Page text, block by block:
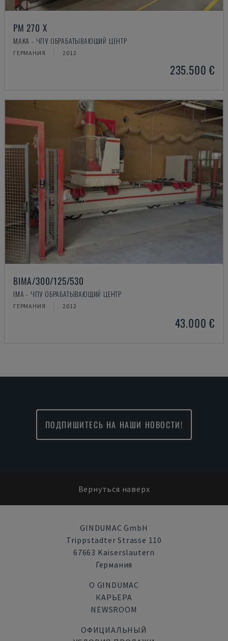
PM 270 X
MAKA - ЧПУ ОБРАБАТЫВАЮЩИЙ ЦЕНТР
ГЕРМАНИЯ 2012
235.500 €
BIMA/300/125/530
IMA - ЧПУ ОБРАБАТЫВАЮЩИЙ ЦЕНТР
ГЕРМАНИЯ 2012
43.000 €
ПОДПИШИТЕСЬ НА НАШИ НОВОСТИ!
Вернуться наверх
GINDUMAC GmbH
Trippstadter Strasse 110
67663 Kaiserslautern
Германия
О GINDUMAC
КАРЬЕРА
NEWSROOM
ОФИЦИАЛЬНЫЙ